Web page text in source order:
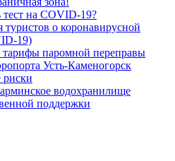
на COVID-19?
о коронавирусной
19)
паромной переправы
Усть-Каменогорск
водохранилище
поддержки